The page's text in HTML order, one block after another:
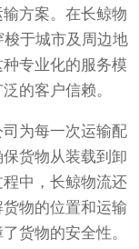
方案。在长鲸物
于城市及周边地
专业化的服务模
的客户信赖。
为每一次运输配
货物从装载到卸
中，长鲸物流还
物的位置和运输
货物的安全性。